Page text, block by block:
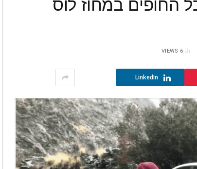
החופים במחוז לוס
6
VIEWS
LinkedIn